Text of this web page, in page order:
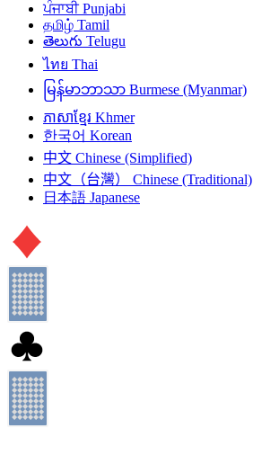
ਪੰਜਾਬੀ Punjabi
தமிழ் Tamil
తెలుగు Telugu
ไทย Thai
မြန်မာဘာသာ Burmese (Myanmar)
ភាសាខ្មែរ Khmer
한국어 Korean
中文 Chinese (Simplified)
中文（台灣）
Chinese (Traditional)
日本語 Japanese